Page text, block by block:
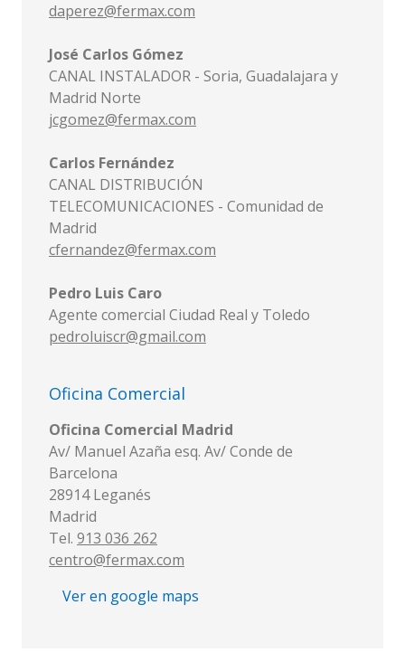
daperez@fermax.com
José Carlos Gómez
CANAL INSTALADOR - Soria, Guadalajara y
Madrid Norte
jcgomez@fermax.com
Carlos Fernández
CANAL DISTRIBUCIÓN
TELECOMUNICACIONES - Comunidad de
Madrid
cfernandez@fermax.com
Pedro Luis Caro
Agente comercial Ciudad Real y Toledo
pedroluiscr@gmail.com
Oficina Comercial
Oficina Comercial Madrid
Av/ Manuel Azaña esq. Av/ Conde de
Barcelona
28914 Leganés
Madrid
Tel. 913 036 262
centro@fermax.com
Ver en google maps